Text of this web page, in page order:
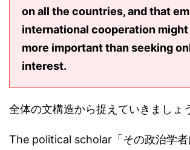
on all the countries, and that
international cooperation
more important than seeking
interest.
全体の文構造から捉えていきましょ
The political scholar「その政治学者